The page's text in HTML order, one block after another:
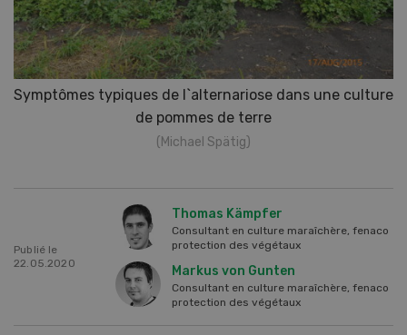
Symptômes typiques de l`alternariose dans une culture
de pommes de terre
(Michael Spätig)
Publié le
22.05.2020
Thomas Kämpfer
Consultant en culture maraîchère, fenaco
protection des végétaux
Markus von Gunten
Consultant en culture maraîchère, fenaco
protection des végétaux